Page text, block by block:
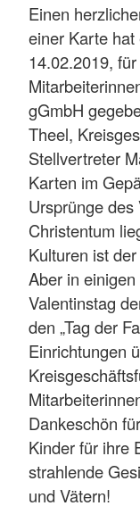
Einen
einer Karte hat
14.02.2019,
gGmbH
Theel,
Stellvertreter
Karten im
Ursprünge des
Christentum
Kulturen ist
Aber in
Valentinstag
den „Tag der
Einrichtungen
Dankeschön
Kinder für ihre
strahlende
und Vätern!